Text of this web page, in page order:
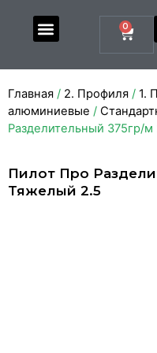
0
Главная / 2. Профиля / 1.
алюминиевые /
Разделительный 375гр/
Пилот Про
Тяжелый 2.5